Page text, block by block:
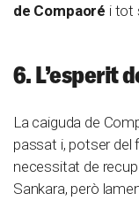
de Compaoré i tot
6. L’esperit
La caiguda de
passat i, potser del
necessitat de
Sankara, però